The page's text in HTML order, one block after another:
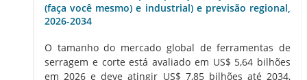
(faça você mesmo) e industrial) e previsão regional,
2026-2034
O tamanho do mercado global de ferramentas de
serragem e corte está avaliado em US$ 5,64 bilhões
em 2026 e deve atingir US$ 7,85 bilhões até 2034,